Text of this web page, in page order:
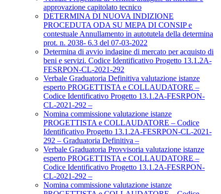
approvazione capitolato tecnico
DETERMINA DI NUOVA INDIZIONE
PROCEDUTA ODA SU MEPA DI CONSIP e
contestuale Annullamento in autotutela della determina
prot. n. 2038- 6.3 del 07-03-2022
Determina di avvio indagine di mercato per acquisto di
beni e servizi. Codice Identificativo Progetto 13.1.2A-
FESRPON-CL-2021-292
Verbale Graduatoria Definitiva valutazione istanze
esperto PROGETTISTA e COLLAUDATORE –
Codice Identificativo Progetto 13.1.2A-FESRPON-
CL-2021-292 –
Nomina commissione valutazione istanze
PROGETTISTA e COLLAUDATORE – Codice
Identificativo Progetto 13.1.2A-FESRPON-CL-2021-
292 – Graduatoria Definitiva –
Verbale Graduatoria Provvisoria valutazione istanze
esperto PROGETTISTA e COLLAUDATORE –
Codice Identificativo Progetto 13.1.2A-FESRPON-
CL-2021-292 –
Nomina commissione valutazione istanze